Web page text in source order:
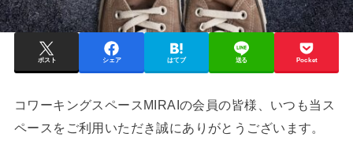
ポスト シェア はてブ 送る Pocket
コワーキングスペースMIRAIの会員の皆様、いつも当ス
ペースをご利用いただき誠にありがとうございます。